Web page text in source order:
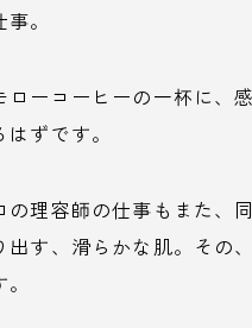
。
ローコーヒーの一杯に、
ずです。
の理容師の仕事もまた、
出す、滑らかな肌。その